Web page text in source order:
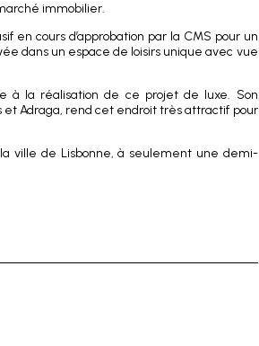
immobilier.
en cours d’approbation par la CMS pour un
dans un espace de loisirs unique avec vue
à la réalisation de ce projet de luxe. Son
Adraga, rend cet endroit très attractif pour
ville de Lisbonne, à seulement une demi-